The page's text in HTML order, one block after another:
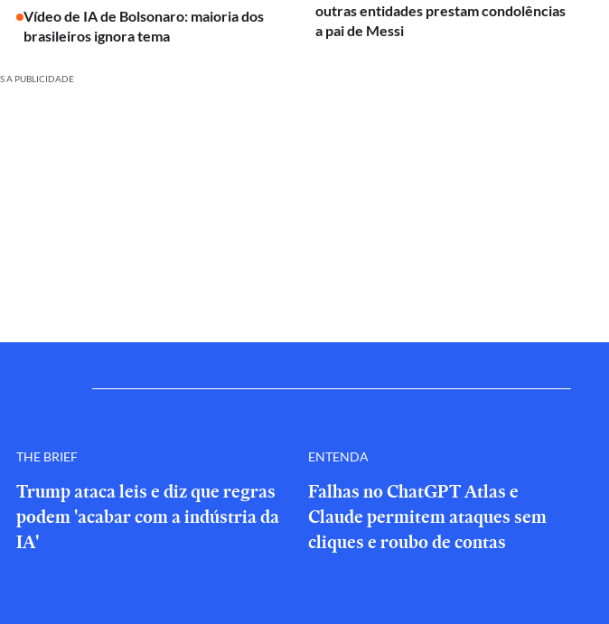
Vídeo de IA de Bolsonaro: maioria dos
brasileiros ignora tema
outras entidades prestam condolências
a pai de Messi
A PUBLICIDADE
THE BRIEF
Trump ataca leis e diz que regras
podem 'acabar com a indústria da
IA'
ENTENDA
Falhas no ChatGPT Atlas e
Claude permitem ataques sem
cliques e roubo de contas